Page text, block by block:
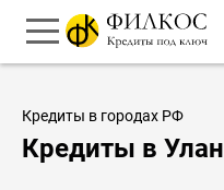
Кредиты в городах РФ
Кредиты в